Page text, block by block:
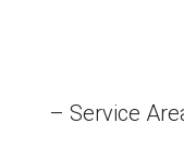
– Service